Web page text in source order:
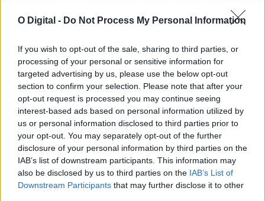
O Digital - Do Not Process My Personal Information
If you wish to opt-out of the sale, sharing to third parties, or
processing of your personal or sensitive information for
targeted advertising by us, please use the below opt-out
section to confirm your selection. Please note that after your
opt-out request is processed you may continue seeing
interest-based ads based on personal information utilized by
us or personal information disclosed to third parties prior to
your opt-out. You may separately opt-out of the further
disclosure of your personal information by third parties on the
IAB’s list of downstream participants. This information may
also be disclosed by us to third parties on the IAB’s List of
Downstream Participants that may further disclose it to other
Portalegre lidera vendas rápidas de casas no Alentejo
Portalegre foi o distrito do Alentejo com maior percentagem de
casas que saíram do...
6 Agosto, 2026 - 09:58